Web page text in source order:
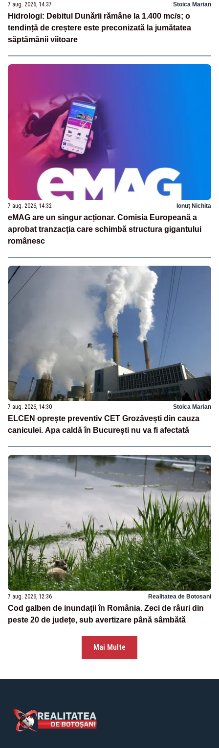
7 aug. 2026, 14:37 Stoica Marian
Hidrologi: Debitul Dunării rămâne la 1.400 mc/s; o
tendință de creștere este preconizată la jumătatea
săptămânii viitoare
7 aug. 2026, 14:32 Ionuț Nichita
eMAG are un singur acționar. Comisia Europeană a
aprobat tranzacția care schimbă structura gigantului
românesc
7 aug. 2026, 14:30 Stoica Marian
ELCEN oprește preventiv CET Grozăvești din cauza
caniculei. Apa caldă în București nu va fi afectată
7 aug. 2026, 12:36 Realitatea de Botosani
Cod galben de inundații în România. Zeci de râuri din
peste 20 de județe, sub avertizare până sâmbătă
Mai Multe